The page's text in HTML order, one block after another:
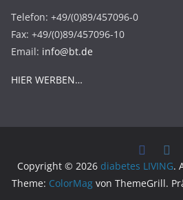
Telefon: +49/(0)89/457096-0
Fax: +49/(0)89/457096-10
Email: info@bt.de
HIER WERBEN…
Copyright © 2026 diabetes LIVING.
Theme: ColorMag von ThemeGrill.